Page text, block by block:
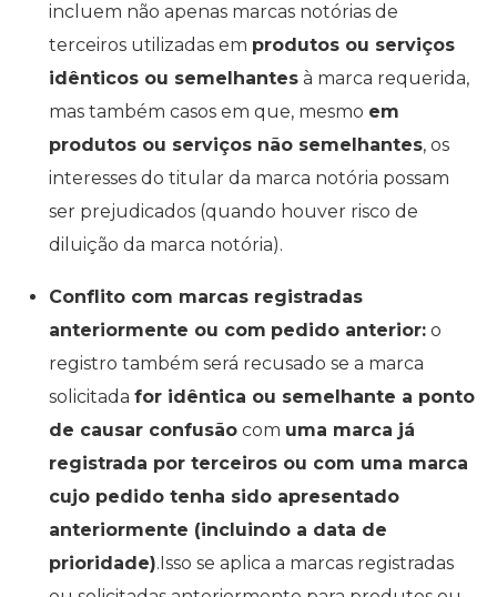
incluem não apenas marcas notórias de
terceiros utilizadas em produtos ou serviços
idênticos ou semelhantes à marca requerida,
mas também casos em que, mesmo em
produtos ou serviços não semelhantes, os
interesses do titular da marca notória possam
ser prejudicados (quando houver risco de
diluição da marca notória).
Conflito com marcas registradas
anteriormente ou com pedido anterior: o
registro também será recusado se a marca
solicitada for idêntica ou semelhante a ponto
de causar confusão com uma marca já
registrada por terceiros ou com uma marca
cujo pedido tenha sido apresentado
anteriormente (incluindo a data de
prioridade).Isso se aplica a marcas registradas